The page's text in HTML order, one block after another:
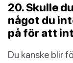
20. Skulle
något du
på för att
Du kanske blir